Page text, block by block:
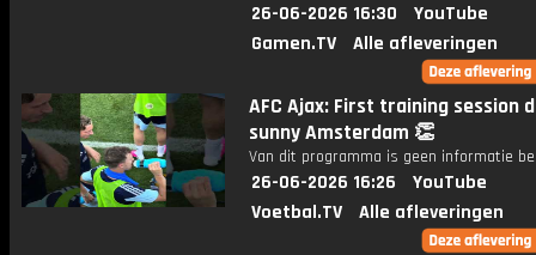
26-06-2026 16:30
YouTube
Gamen.TV
Alle afleveringen
AFC Ajax: First training session
sunny Amsterdam 👏
Van dit programma is geen informatie
26-06-2026 16:26
YouTube
Voetbal.TV
Alle afleveringen